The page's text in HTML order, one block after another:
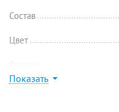
Состав
Цвет
Показать